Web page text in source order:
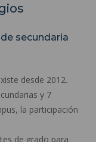
secundaria
desde 2012.
y 7
la participación
de grado para